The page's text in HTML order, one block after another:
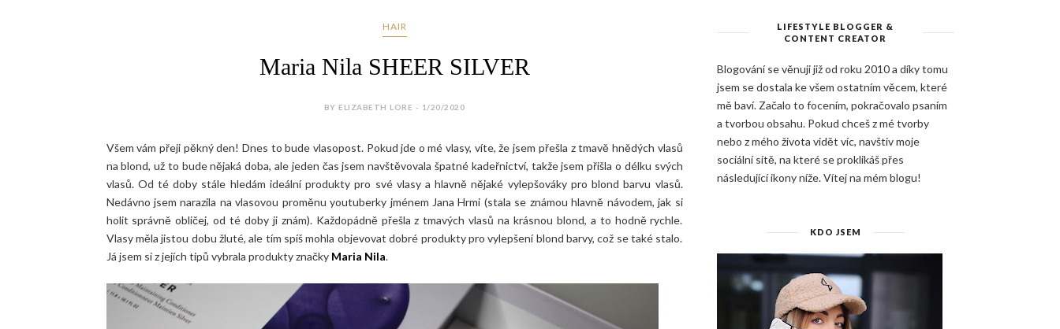
HAIR
Maria Nila SHEER SILVER
BY ELIZABETH LORE - 1/20/2020
Všem vám přeji pěkný den! Dnes to bude vlasopost. Pokud jde o mé vlasy, víte, že jsem přešla z tmavě hnědých vlasů
na blond, už to bude nějaká doba, ale jeden čas jsem navštěvovala špatné kadeřnictví, takže jsem přišla o délku svých
vlasů. Od té doby stále hledám ideální produkty pro své vlasy a hlavně nějaké vylepšováky pro blond barvu vlasů.
Nedávno jsem narazila na vlasovou proměnu youtuberky jménem Jana Hrmi (stala se známou hlavně návodem, jak si
holit správně obličej, od té doby ji znám). Každopádně přešla z tmavých vlasů na krásnou blond, a to hodně rychle.
Vlasy měla jistou dobu žluté, ale tím spíš mohla objevovat dobré produkty pro vylepšení blond barvy, což se také stalo.
Já jsem si z jejích tipů vybrala produkty značky Maria Nila.
LIFESTYLE BLOGGER &
CONTENT CREATOR
Blogování se věnuji již od roku 2010 a díky tomu
jsem se dostala ke všem ostatním věcem, které
mě baví. Začalo to focením, pokračovalo psaním
a tvorbou obsahu. Pokud chceš z mé tvorby
nebo z mého života vidět víc, navštiv moje
sociální sítě, na které se proklikáš přes
následující ikony níže. Vítej na mém blogu!
KDO JSEM